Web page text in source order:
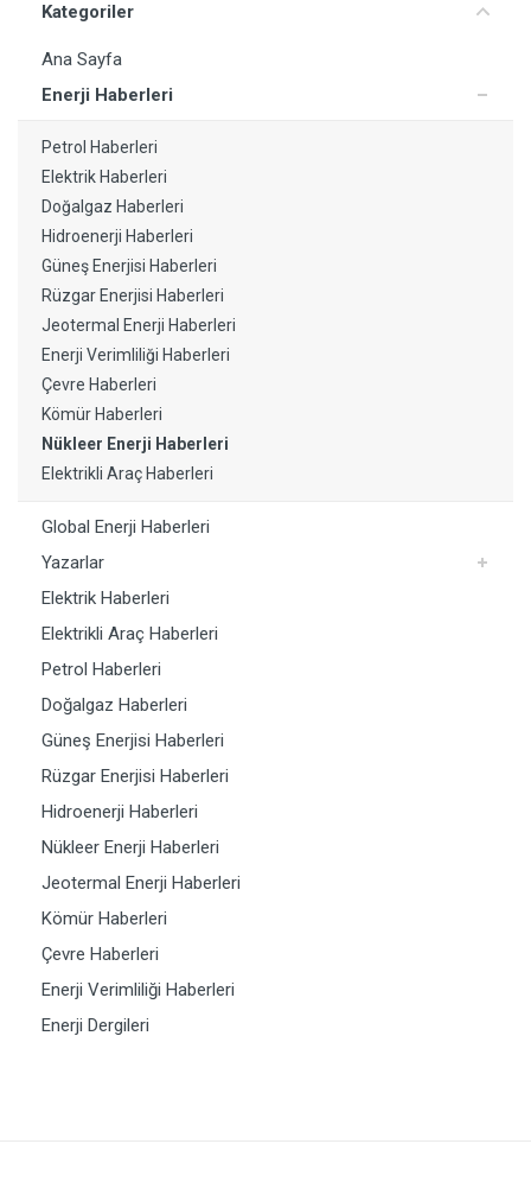
Kategoriler
Ana Sayfa
Enerji Haberleri
Petrol Haberleri
Elektrik Haberleri
Doğalgaz Haberleri
Hidroenerji Haberleri
Güneş Enerjisi Haberleri
Rüzgar Enerjisi Haberleri
Jeotermal Enerji Haberleri
Enerji Verimliliği Haberleri
Çevre Haberleri
Kömür Haberleri
Nükleer Enerji Haberleri
Elektrikli Araç Haberleri
Global Enerji Haberleri
Yazarlar
Elektrik Haberleri
Elektrikli Araç Haberleri
Petrol Haberleri
Doğalgaz Haberleri
Güneş Enerjisi Haberleri
Rüzgar Enerjisi Haberleri
Hidroenerji Haberleri
Nükleer Enerji Haberleri
Jeotermal Enerji Haberleri
Kömür Haberleri
Çevre Haberleri
Enerji Verimliliği Haberleri
Enerji Dergileri